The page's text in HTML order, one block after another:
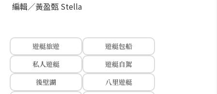
編輯／黃盈甄 Stella
遊艇旅遊
遊艇包船
私人遊艇
遊艇自駕
後壁湖
八里遊艇